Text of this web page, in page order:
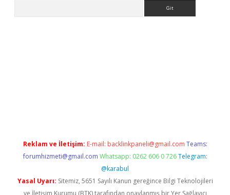
Reklam ve İletişim: E-mail: backlinkpaneli@gmail.com Teams:
forumhizmeti@gmail.com Whatsapp: 0262 606 0 726 Telegram:
@karabul
Yasal Uyarı: Sitemiz, 5651 Sayılı Kanun gereğince Bilgi Teknolojileri
ve İletişim Kurumu (BTK) tarafından onaylanmış bir Yer Sağlayıcı